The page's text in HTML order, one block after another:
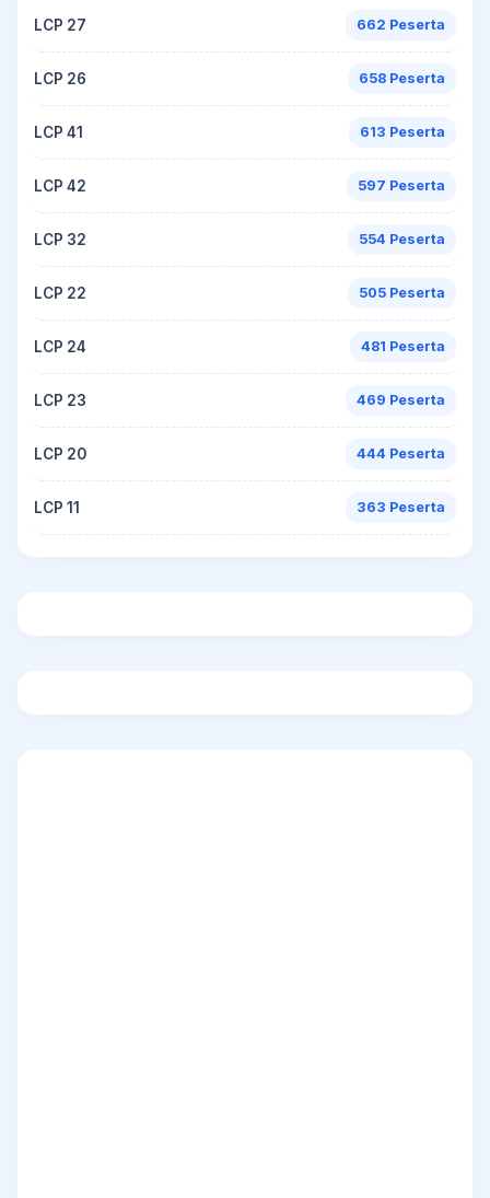
LCP 27 662 Peserta
LCP 26 658 Peserta
LCP 41 613 Peserta
LCP 42 597 Peserta
LCP 32 554 Peserta
LCP 22 505 Peserta
LCP 24 481 Peserta
LCP 23 469 Peserta
LCP 20 444 Peserta
LCP 11 363 Peserta